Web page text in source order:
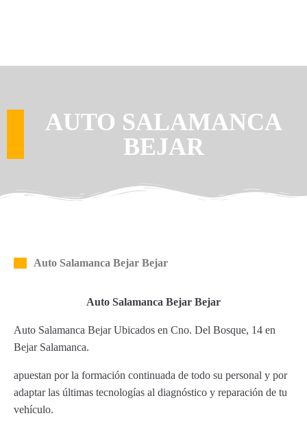
AUTO SALAMANCA
BEJAR
Auto Salamanca Bejar Bejar
Auto Salamanca Bejar Bejar
Auto Salamanca Bejar Ubicados en Cno. Del Bosque, 14 en
Bejar Salamanca.
apuestan por la formación continuada de todo su personal y por
adaptar las últimas tecnologías al diagnóstico y reparación de tu
vehículo.